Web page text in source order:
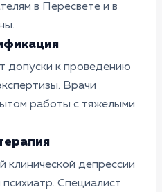
в Пересвете и в
допуски к проведению
Врачи
работы с тяжелыми
клинической депрессии
Специалист